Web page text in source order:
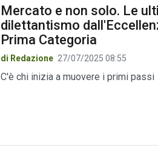
Mercato e non solo. Le
dilettantismo
Prima Categoria
di Redazione 27/07/2025 08:55
C'è chi inizia a muovere i primi passi